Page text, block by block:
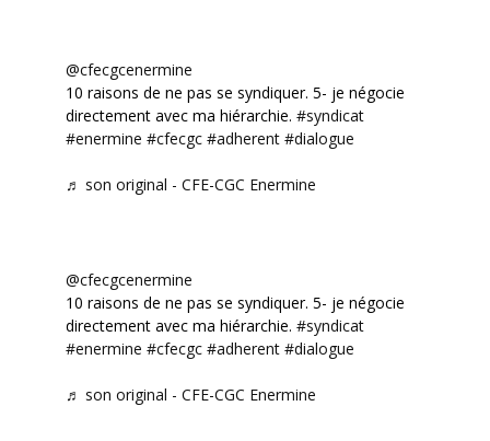
@cfecgcenermine
10 raisons de ne pas se syndiquer. 5- je négocie
directement avec ma hiérarchie. #syndicat
#enermine #cfecgc #adherent #dialogue
♬ son original - CFE-CGC Enermine
@cfecgcenermine
10 raisons de ne pas se syndiquer. 5- je négocie
directement avec ma hiérarchie. #syndicat
#enermine #cfecgc #adherent #dialogue
♬ son original - CFE-CGC Enermine